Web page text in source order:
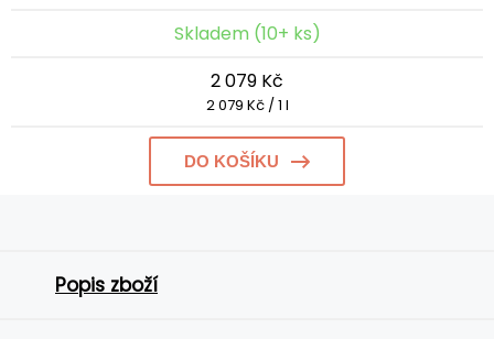
Skladem (10+ ks)
2 079 Kč
2 079 Kč / 1 l
DO KOŠÍKU
Popis zboží